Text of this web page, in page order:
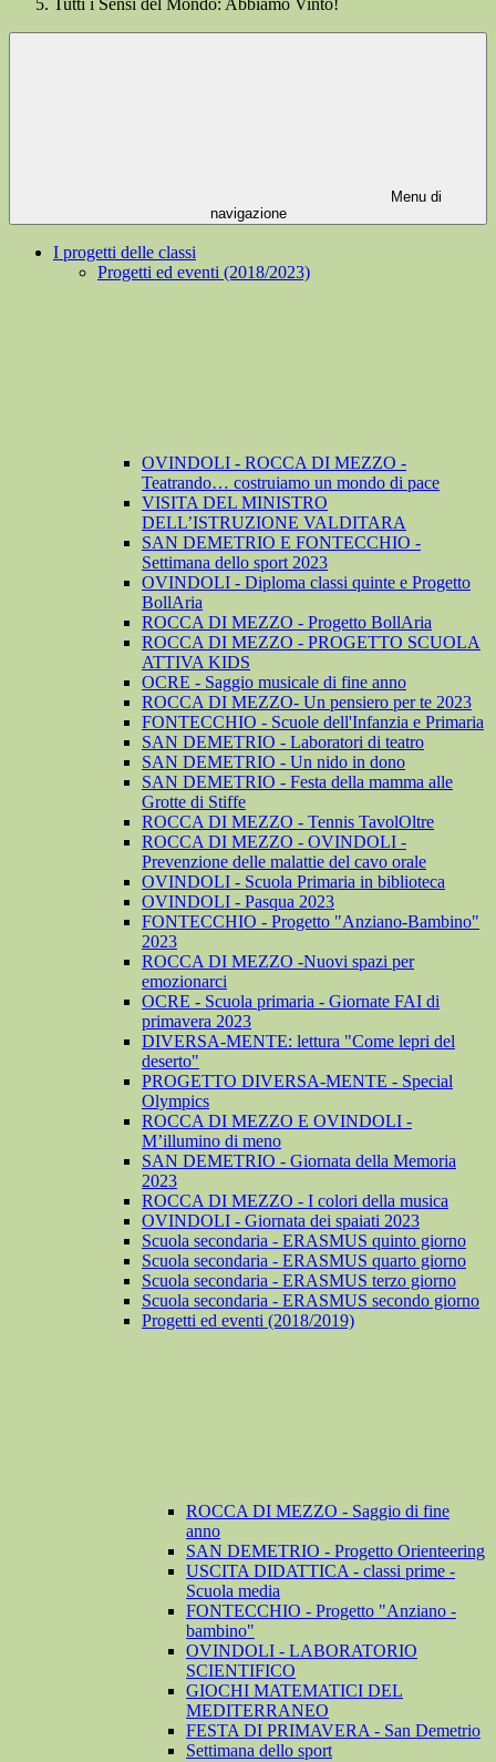
Tutti i Sensi del Mondo: Abbiamo Vinto!
Menu di
navigazione
I progetti delle classi
Progetti ed eventi (2018/2023)
OVINDOLI - ROCCA DI MEZZO -
Teatrando… costruiamo un mondo di pace
VISITA DEL MINISTRO
DELL’ISTRUZIONE VALDITARA
SAN DEMETRIO E FONTECCHIO -
Settimana dello sport 2023
OVINDOLI - Diploma classi quinte e Progetto
BollAria
ROCCA DI MEZZO - Progetto BollAria
ROCCA DI MEZZO - PROGETTO SCUOLA
ATTIVA KIDS
OCRE - Saggio musicale di fine anno
ROCCA DI MEZZO- Un pensiero per te 2023
FONTECCHIO - Scuole dell'Infanzia e Primaria
SAN DEMETRIO - Laboratori di teatro
SAN DEMETRIO - Un nido in dono
SAN DEMETRIO - Festa della mamma alle
Grotte di Stiffe
ROCCA DI MEZZO - Tennis TavolOltre
ROCCA DI MEZZO - OVINDOLI -
Prevenzione delle malattie del cavo orale
OVINDOLI - Scuola Primaria in biblioteca
OVINDOLI - Pasqua 2023
FONTECCHIO - Progetto "Anziano-Bambino"
2023
ROCCA DI MEZZO -Nuovi spazi per
emozionarci
OCRE - Scuola primaria - Giornate FAI di
primavera 2023
DIVERSA-MENTE: lettura "Come lepri del
deserto"
PROGETTO DIVERSA-MENTE - Special
Olympics
ROCCA DI MEZZO E OVINDOLI -
M’illumino di meno
SAN DEMETRIO - Giornata della Memoria
2023
ROCCA DI MEZZO - I colori della musica
OVINDOLI - Giornata dei spaiati 2023
Scuola secondaria - ERASMUS quinto giorno
Scuola secondaria - ERASMUS quarto giorno
Scuola secondaria - ERASMUS terzo giorno
Scuola secondaria - ERASMUS secondo giorno
Progetti ed eventi (2018/2019)
ROCCA DI MEZZO - Saggio di fine
anno
SAN DEMETRIO - Progetto Orienteering
USCITA DIDATTICA - classi prime -
Scuola media
FONTECCHIO - Progetto "Anziano -
bambino"
OVINDOLI - LABORATORIO
SCIENTIFICO
GIOCHI MATEMATICI DEL
MEDITERRANEO
FESTA DI PRIMAVERA - San Demetrio
Settimana dello sport